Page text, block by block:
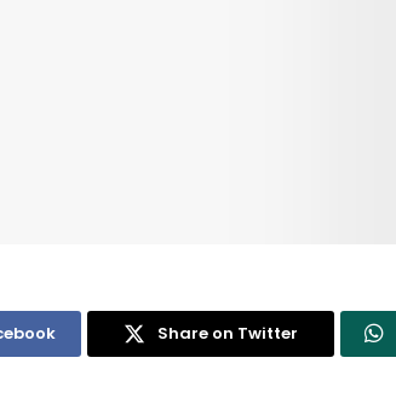
Share on Twitter